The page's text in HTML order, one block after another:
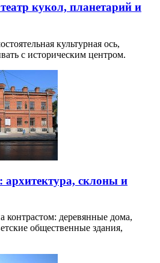
кукол, планетарий и
культурная ось,
с историческим центром.
склоны и
контрастом: деревянные дома,
общественные здания,